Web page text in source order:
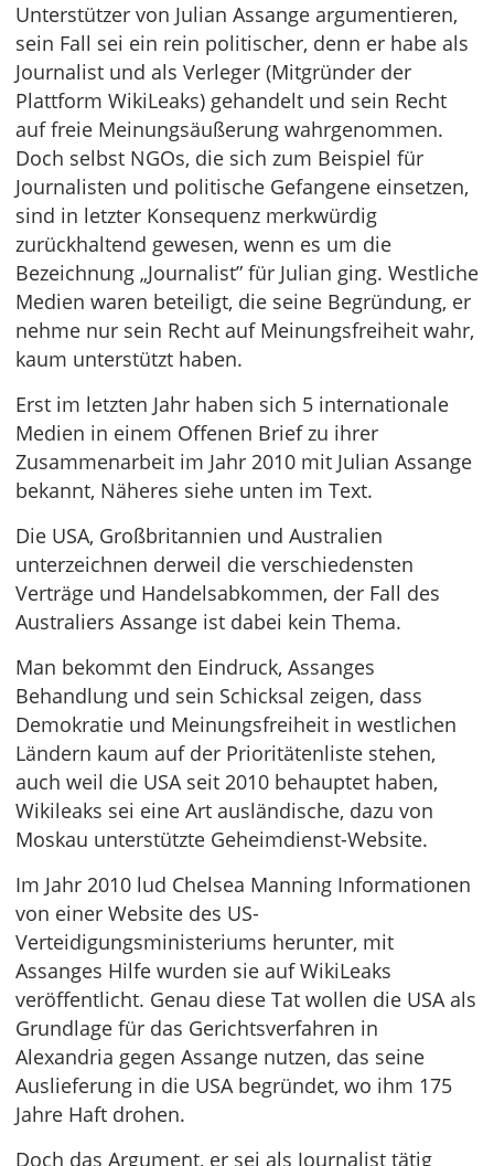
Unterstützer von Julian Assange argumentieren,
sein Fall sei ein rein politischer, denn er habe als
Journalist und als Verleger (Mitgründer der
Plattform WikiLeaks) gehandelt und sein Recht
auf freie Meinungsäußerung wahrgenommen.
Doch selbst NGOs, die sich zum Beispiel für
Journalisten und politische Gefangene einsetzen,
sind in letzter Konsequenz merkwürdig
zurückhaltend gewesen, wenn es um die
Bezeichnung „Journalist” für Julian ging. Westliche
Medien waren beteiligt, die seine Begründung, er
nehme nur sein Recht auf Meinungsfreiheit wahr,
kaum unterstützt haben.
Erst im letzten Jahr haben sich 5 internationale
Medien in einem Offenen Brief zu ihrer
Zusammenarbeit im Jahr 2010 mit Julian Assange
bekannt, Näheres siehe unten im Text.
Die USA, Großbritannien und Australien
unterzeichnen derweil die verschiedensten
Verträge und Handelsabkommen, der Fall des
Australiers Assange ist dabei kein Thema.
Man bekommt den Eindruck, Assanges
Behandlung und sein Schicksal zeigen, dass
Demokratie und Meinungsfreiheit in westlichen
Ländern kaum auf der Prioritätenliste stehen,
auch weil die USA seit 2010 behauptet haben,
Wikileaks sei eine Art ausländische, dazu von
Moskau unterstützte Geheimdienst-Website.
Im Jahr 2010 lud Chelsea Manning Informationen
von einer Website des US-
Verteidigungsministeriums herunter, mit
Assanges Hilfe wurden sie auf WikiLeaks
veröffentlicht. Genau diese Tat wollen die USA als
Grundlage für das Gerichtsverfahren in
Alexandria gegen Assange nutzen, das seine
Auslieferung in die USA begründet, wo ihm 175
Jahre Haft drohen.
Doch das Argument, er sei als Journalist tätig